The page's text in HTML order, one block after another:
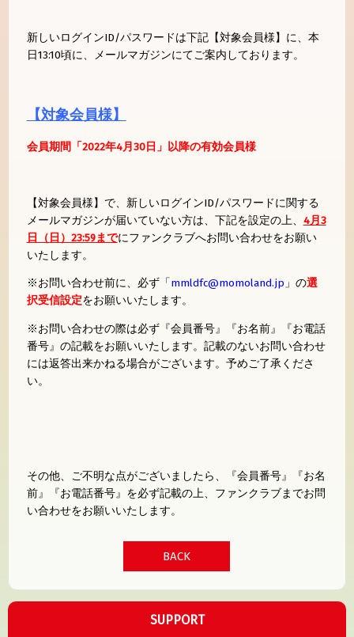
新しいログインID/パスワードは下記【対象会員様】に、本
日13:10頃に、メールマガジンにてご案内しております。
【対象会員様】
会員期間「2022年4月30日」以降の有効会員様
【対象会員様】で、新しいログインID/パスワードに関する
メールマガジンが届いていない方は、下記を設定の上、 4月3
日（日）23:59までにファンクラブへお問い合わせをお願い
いたします。
※お問い合わせ前に、必ず「 mmldfc@momoland.jp」の選
択受信設定をお願いいたします。
※お問い合わせの際は必ず『会員番号』『お名前』『お電話
番号』の記載をお願いいたします。記載のないお問い合わせ
には返答出来かねる場合がございます。予めご了承くださ
い。
その他、ご不明な点がございましたら、『会員番号』『お名
前』『お電話番号』を必ず記載の上、ファンクラブまでお問
い合わせをお願いいたします。
BACK
SUPPORT